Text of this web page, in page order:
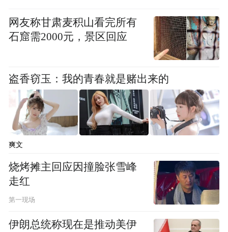
网友称甘肃麦积山看完所有
石窟需2000元，景区回应
盗香窃玉：我的青春就是赌出来的
爽文
烧烤摊主回应因撞脸张雪峰
走红
第一现场
伊朗总统称现在是推动美伊